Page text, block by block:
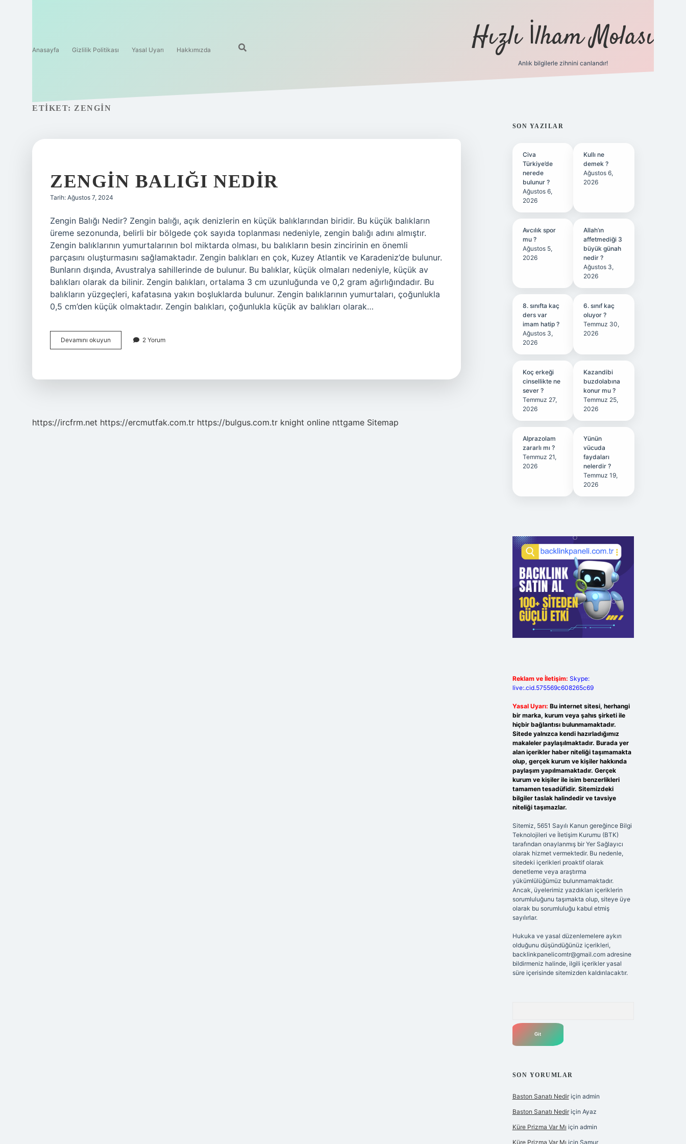
Anasayfa Gizlilik Politikası Yasal Uyarı Hakkımızda Hızlı İlham Molası
Anlık bilgilerle zihnini canlandır!
ETIKET: ZENGIN
ZENGIN BALIĞI NEDIR
Tarih: Ağustos 7, 2024
Zengin Balığı Nedir? Zengin balığı, açık denizlerin en küçük balıklarından biridir. Bu küçük balıkların
üreme sezonunda, belirli bir bölgede çok sayıda toplanması nedeniyle, zengin balığı adını almıştır.
Zengin balıklarının yumurtalarının bol miktarda olması, bu balıkların besin zincirinin en önemli
parçasını oluşturmasını sağlamaktadır. Zengin balıkları en çok, Kuzey Atlantik ve Karadeniz’de bulunur.
Bunların dışında, Avustralya sahillerinde de bulunur. Bu balıklar, küçük olmaları nedeniyle, küçük av
balıkları olarak da bilinir. Zengin balıkları, ortalama 3 cm uzunluğunda ve 0,2 gram ağırlığındadır. Bu
balıkların yüzgeçleri, kafatasına yakın boşluklarda bulunur. Zengin balıklarının yumurtaları, çoğunlukla
0,5 cm’den küçük olmaktadır. Zengin balıkları, çoğunlukla küçük av balıkları olarak…
Devamını okuyun
balığı
2 Yorum
https://ircfrm.net https://ercmutfak.com.tr https://bulgus.com.tr knight online nttgame Sitemap
SIDEBAR
SON YAZILAR
Civa
Türkiye’de
nerede
bulunur ?
Ağustos 6,
2026
Kullı ne
demek ?
Ağustos 6,
2026
Avcılık spor
mu ?
Ağustos 5,
2026
Allah’ın
affetmediği 3
büyük günah
nedir ?
Ağustos 3,
2026
8. sınıfta kaç
ders var
imam hatip ?
Ağustos 3,
2026
6. sınıf kaç
oluyor ?
Temmuz 30,
2026
Koç erkeği
cinsellikte ne
sever ?
Temmuz 27,
2026
Kazandibi
buzdolabına
konur mu ?
Temmuz 25,
2026
Alprazolam
zararlı mı ?
Temmuz 21,
2026
Yünün
vücuda
faydaları
nelerdir ?
Temmuz 19,
2026
Reklam ve İletişim: Skype:
live:.cid.575569c608265c69
Yasal Uyarı: Bu internet sitesi, herhangi
bir marka, kurum veya şahıs şirketi ile
hiçbir bağlantısı bulunmamaktadır.
Sitede yalnızca kendi hazırladığımız
makaleler paylaşılmaktadır. Burada yer
alan içerikler haber niteliği taşımamakta
olup, gerçek kurum ve kişiler hakkında
paylaşım yapılmamaktadır. Gerçek
kurum ve kişiler ile isim benzerlikleri
tamamen tesadüfidir. Sitemizdeki
bilgiler taslak halindedir ve tavsiye
niteliği taşımazlar.
Sitemiz, 5651 Sayılı Kanun gereğince Bilgi
Teknolojileri ve İletişim Kurumu (BTK)
tarafından onaylanmış bir Yer Sağlayıcı
olarak hizmet vermektedir. Bu nedenle,
sitedeki içerikleri proaktif olarak
denetleme veya araştırma
yükümlülüğümüz bulunmamaktadır.
Ancak, üyelerimiz yazdıkları içeriklerin
sorumluluğunu taşımakta olup, siteye üye
olarak bu sorumluluğu kabul etmiş
sayılırlar.
Hukuka ve yasal düzenlemelere aykırı
olduğunu düşündüğünüz içerikleri,
backlinkpanelicomtr@gmail.comadresine
bildirmeniz halinde, ilgili içerikler yasal
süre içerisinde sitemizden kaldırılacaktır.
SON YORUMLAR
Baston Sanatı Nediriçin admin
Baston Sanatı Nediriçin Ayaz
Küre Prizma Var Mı için admin
Küre Prizma Var Mı için Samur